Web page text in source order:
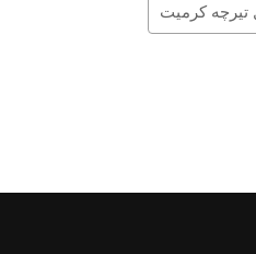
تیرچه کرمیت